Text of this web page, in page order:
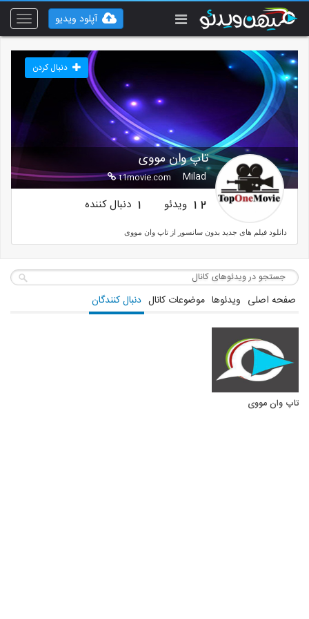
Toggle
آپلود ویدیو
تاپ وان مووی
Milad
t1movie.com
دنبال کردن
12 ویدئو 1 دنبال کننده
دانلود فیلم های جدید بدون سانسور از تاپ وان مووی
صفحه اصلی ویدئوها موضوعات کانال دنبال کنندگان
تاپ وان مووی